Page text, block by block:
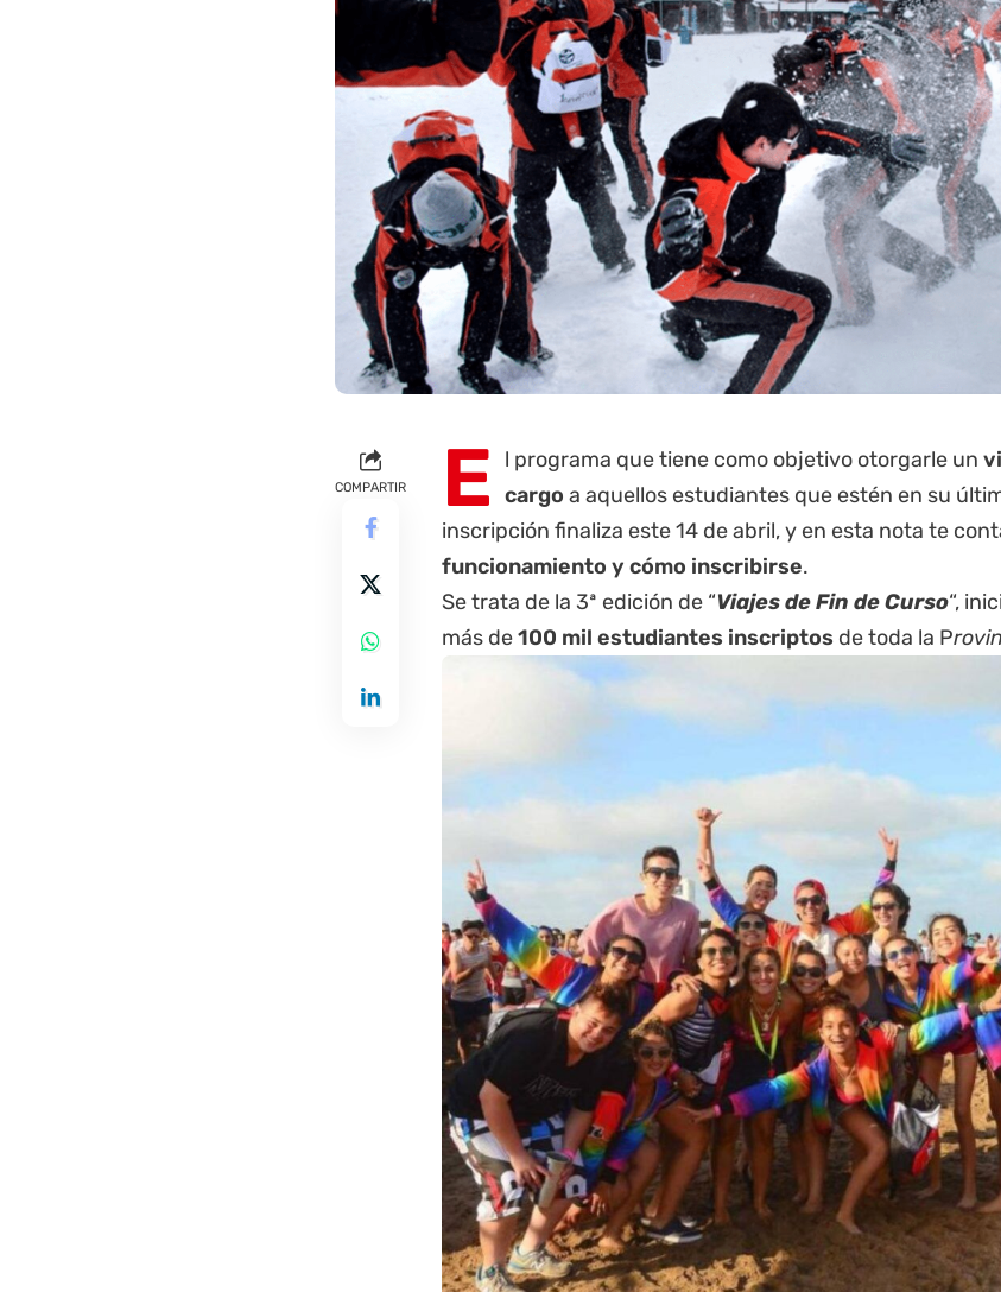
COMPARTIR E l programa que tiene como objetivo otorgarle un
cargo a aquellos estudiantes que estén en su
inscripción finaliza este 14 de abril, y en esta nota te
funcionamiento y cómo inscribirse.
Se trata de la 3ª edición de “Viajes de Fin de Curso“,
más de100 mil estudiantes inscriptos de toda la P